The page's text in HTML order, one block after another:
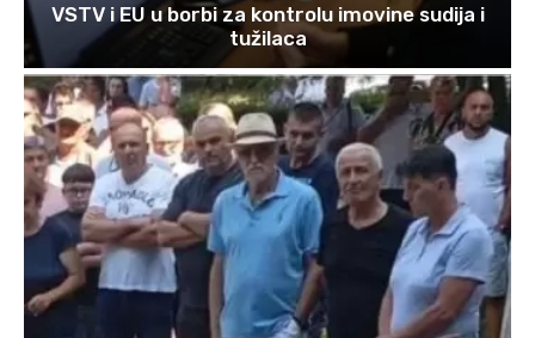
VSTV i EU u borbi za kontrolu imovine sudija i
tužilaca